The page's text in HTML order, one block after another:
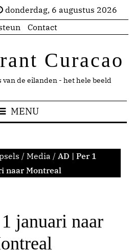
donderdag, 6 augustus 2026
Contact
Curacao
van de eilanden - het hele beeld
MENU
/ Media / AD | Per 1
naar Montreal
januari naar